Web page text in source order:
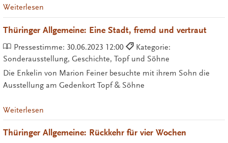
Weiterlesen
Thüringer Allgemeine: Eine Stadt, fremd und vertraut
Pressestimme: 30.06.2023 12:00
Kategorie:
Sonderausstellung, Geschichte, Topf und Söhne
Die Enkelin von Marion Feiner besuchte mit ihrem Sohn die
Ausstellung am Gedenkort Topf & Söhne
Weiterlesen
Thüringer Allgemeine: Rückkehr für vier Wochen